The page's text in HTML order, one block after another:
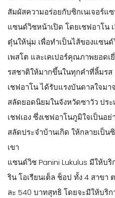
สัมผัสความอร่อยกับซิกเนเจอร์แ
แซนด์วิชหน้าเปิด โดยเชฟอาโน
ตุ๋นให้นุ่ม เพื่อทำเป็นไส้ของแซน
เพสโต และเคเปอร์คุณภาพยอด
รสชาติให้มากขึ้นในทุกคำที่ลิ้มร
เชฟอาโน ได้รับแรงบันดาลใจมา
สลัดยอดนิยมในจังหวัดซาวัว ประ
เชฟเอง ซึ่งเชฟอาโนภูมิใจเป็นอ
สลัดประจำบ้านเกิด ให้กลายเป็น
เขา
แซนด์วิช Panini Lukulus มีให้บ
ริน โอเรียนเต็ล ช็อป ทั้ง 4 สาข
ละ 540 บาทสุทธิ โดยจะมีให้บริ